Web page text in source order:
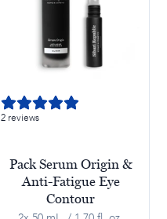
2 reviews
Pack Serum Origin &
Anti-Fatigue Eye
Contour